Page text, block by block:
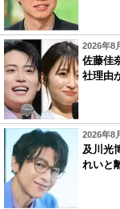
2026年8
佐藤佳
社理由
2026年8
及川光
れいと